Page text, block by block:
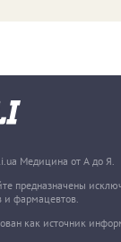
Медицина от А до Я.
предназначены
и фармацевтов.
как источник